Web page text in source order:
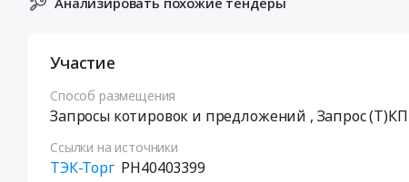
Участие
Способ размещения
Запросы котировок и предложений , Запрос (Т)КП
Ссылки на источники
ТЭК-Торг РН40403399